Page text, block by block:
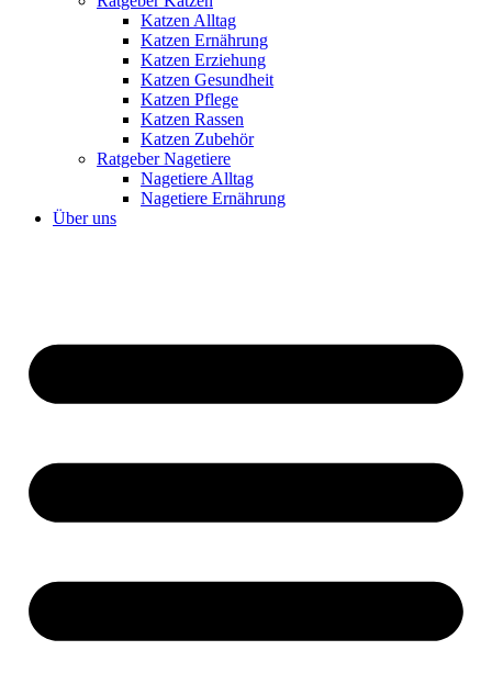
Katzen Alltag
Katzen Ernährung
Katzen Erziehung
Katzen Gesundheit
Katzen Pflege
Katzen Rassen
Katzen Zubehör
Ratgeber Nagetiere
Nagetiere Alltag
Nagetiere Ernährung
Über uns